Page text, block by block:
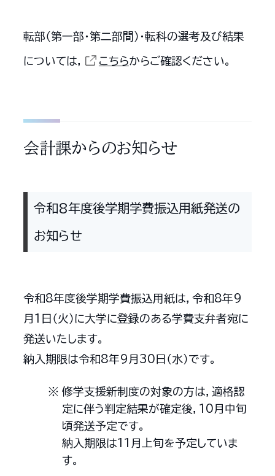
転部（第一部・第二部間）・転科の選考及び結果
については， こちらからご確認ください。
会計課からのお知らせ
令和8年度後学期学費振込用紙発送の
お知らせ
令和8年度後学期学費振込用紙は，令和8年9
月1日（火）に大学に登録のある学費支弁者宛に
発送いたします。
納入期限は令和8年9月30日（水）です。
修学支援新制度の対象の方は，適格認
定に伴う判定結果が確定後，10月中旬
頃発送予定です。
納入期限は11月上旬を予定していま
す。